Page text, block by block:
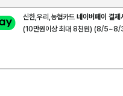
신한,우리,농협카드네이버페이 결
(10만원이상 최대 8천원) (8/5~8/